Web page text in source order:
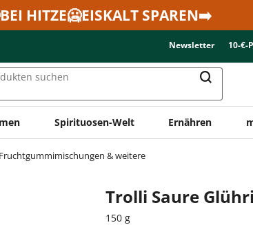
HITZE🥶EISKALT SPAREN➡️
Newsletter 10-€-
suchen
Spirituosen-Welt Ernähren
Fruchtgummimischungen & weitere
Trolli Saure
150 g